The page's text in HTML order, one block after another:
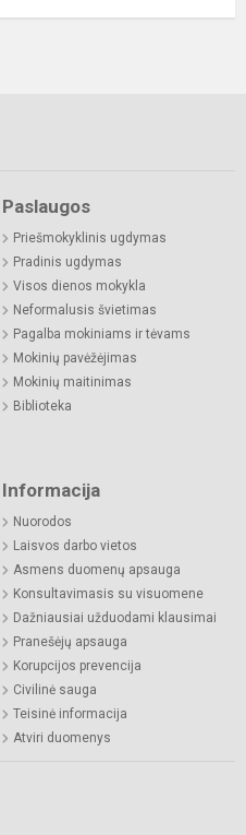
Paslaugos
Priešmokyklinis ugdymas
Pradinis ugdymas
Visos dienos mokykla
Neformalusis švietimas
Pagalba mokiniams ir tėvams
Mokinių pavėžėjimas
Mokinių maitinimas
Biblioteka
Informacija
Nuorodos
Laisvos darbo vietos
Asmens duomenų apsauga
Konsultavimasis su visuomene
Dažniausiai užduodami klausimai
Pranešėjų apsauga
Korupcijos prevencija
Civilinė sauga
Teisinė informacija
Atviri duomenys